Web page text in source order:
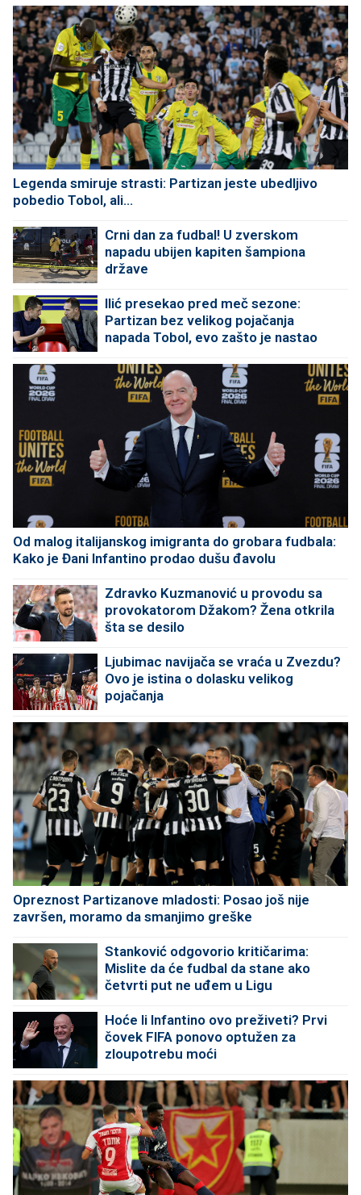
Legenda smiruje strasti: Partizan jeste ubedljivo
pobedio Tobol, ali...
Crni dan za fudbal! U zverskom
napadu ubijen kapiten šampiona
države
Ilić presekao pred meč sezone:
Partizan bez velikog pojačanja
napada Tobol, evo zašto je nastao
Od malog italijanskog imigranta do grobara fudbala:
Kako je Đani Infantino prodao dušu đavolu
Zdravko Kuzmanović u provodu sa
provokatorom Džakom? Žena otkrila
šta se desilo
Ljubimac navijača se vraća u Zvezdu?
Ovo je istina o dolasku velikog
pojačanja
Opreznost Partizanove mladosti: Posao još nije
završen, moramo da smanjimo greške
Stanković odgovorio kritičarima:
Mislite da će fudbal da stane ako
četvrti put ne uđem u Ligu
Hoće li Infantino ovo preživeti? Prvi
čovek FIFA ponovo optužen za
zloupotrebu moći